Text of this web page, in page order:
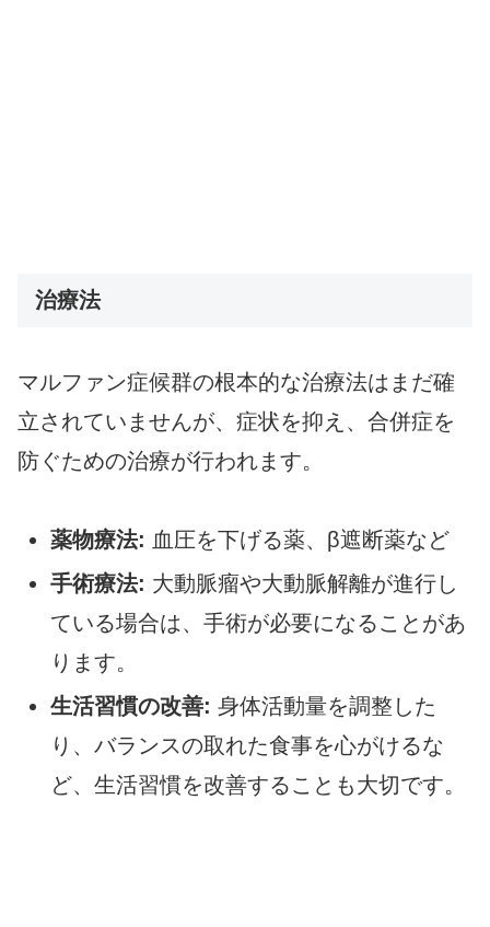
治療法
マルファン症候群の根本的な治療法はまだ確
立されていませんが、症状を抑え、合併症を
防ぐための治療が行われます。
薬物療法: 血圧を下げる薬、β遮断薬など
手術療法: 大動脈瘤や大動脈解離が進行し
ている場合は、手術が必要になることがあ
ります。
生活習慣の改善: 身体活動量を調整した
り、バランスの取れた食事を心がけるな
ど、生活習慣を改善することも大切です。